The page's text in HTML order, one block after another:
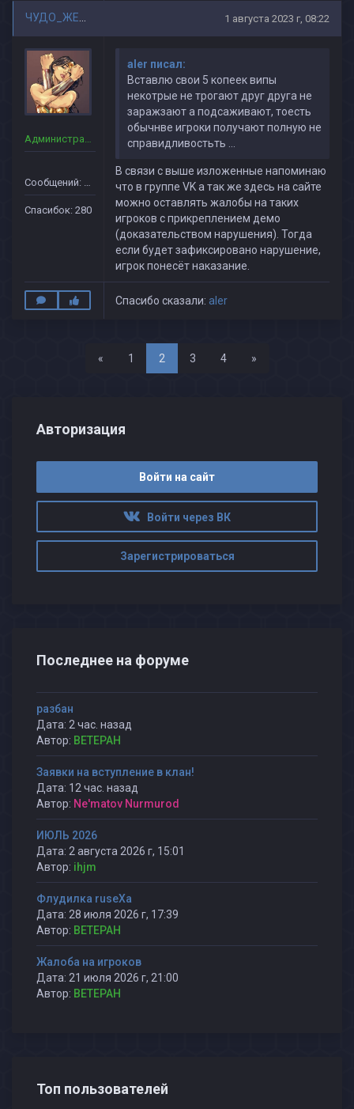
1 августа 2023 г, 08:22
Администраторы
Сообщений: 90
Спасибок: 280
aler писал:
Вставлю свои 5 копеек випы
некотрые не трогают друг друга не
заражзают а подсаживают, тоесть
обычнве игроки получают полную не
справидливостьть ...
В связи с выше изложенные напоминаю
что в группе VK а так же здесь на сайте
можно оставлять жалобы на таких
игроков с прикреплением демо
(доказательством нарушения). Тогда
если будет зафиксировано нарушение,
игрок понесёт наказание.
Спасибо сказали: aler
«Назад1 2 3 4 »Вперед
Авторизация
Войти на сайт
Войти через ВК
Зарегистрироваться
Последнее на форуме
разбан
Дата: 2 час. назад
Автор: BETEPAH
Заявки на вступление в клан!
Дата: 12 час. назад
Автор: Ne'matov Nurmurod
ИЮЛЬ 2026
Дата: 2 августа 2026 г, 15:01
Автор: ihjm
Флудилка ruseXа
Дата: 28 июля 2026 г, 17:39
Автор: BETEPAH
Жалоба на игроков
Дата: 21 июля 2026 г, 21:00
Автор: BETEPAH
Топ пользователей